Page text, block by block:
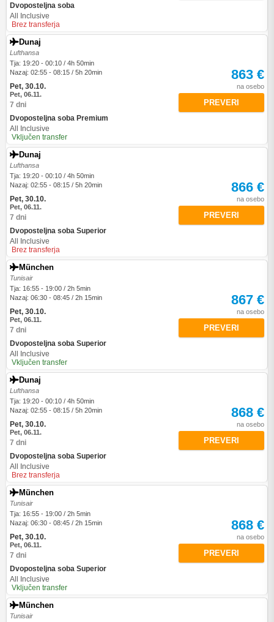
Dvoposteljna soba
All Inclusive
Brez transferja
Dunaj
Lufthansa
Tja: 19:20 - 00:10 / 4h 50min
Nazaj: 02:55 - 08:15 / 5h 20min
Pet, 30.10.
Pet, 06.11.
7 dni
Dvoposteljna soba Premium
All Inclusive
Vključen transfer
863 €
na osebo
PREVERI
Dunaj
Lufthansa
Tja: 19:20 - 00:10 / 4h 50min
Nazaj: 02:55 - 08:15 / 5h 20min
Pet, 30.10.
Pet, 06.11.
7 dni
Dvoposteljna soba Superior
All Inclusive
Brez transferja
866 €
na osebo
PREVERI
München
Tunisair
Tja: 16:55 - 19:00 / 2h 5min
Nazaj: 06:30 - 08:45 / 2h 15min
Pet, 30.10.
Pet, 06.11.
7 dni
Dvoposteljna soba Superior
All Inclusive
Vključen transfer
867 €
na osebo
PREVERI
Dunaj
Lufthansa
Tja: 19:20 - 00:10 / 4h 50min
Nazaj: 02:55 - 08:15 / 5h 20min
Pet, 30.10.
Pet, 06.11.
7 dni
Dvoposteljna soba Superior
All Inclusive
Brez transferja
868 €
na osebo
PREVERI
München
Tunisair
Tja: 16:55 - 19:00 / 2h 5min
Nazaj: 06:30 - 08:45 / 2h 15min
Pet, 30.10.
Pet, 06.11.
7 dni
Dvoposteljna soba Superior
All Inclusive
Vključen transfer
868 €
na osebo
PREVERI
München
Tunisair